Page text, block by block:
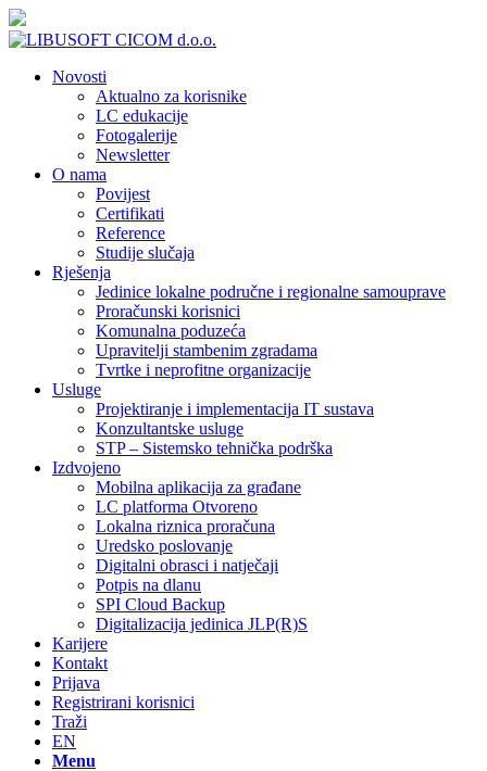
Novosti
Aktualno za korisnike
LC edukacije
Fotogalerije
Newsletter
O nama
Povijest
Certifikati
Reference
Studije slučaja
Rješenja
Jedinice lokalne područne i regionalne samouprave
Proračunski korisnici
Komunalna poduzeća
Upravitelji stambenim zgradama
Tvrtke i neprofitne organizacije
Usluge
Projektiranje i implementacija IT sustava
Konzultantske usluge
STP – Sistemsko tehnička podrška
Izdvojeno
Mobilna aplikacija za građane
LC platforma Otvoreno
Lokalna riznica proračuna
Uredsko poslovanje
Digitalni obrasci i natječaji
Potpis na dlanu
SPI Cloud Backup
Digitalizacija jedinica JLP(R)S
Karijere
Kontakt
Prijava
Registrirani korisnici
Traži
EN
Menu